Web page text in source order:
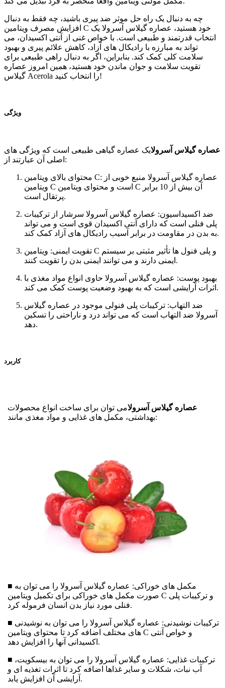
چه به دنبال یک راه حل موثر ضد پیری باشید، چه فقط به دنبال
افزایش مصرف ویتامین C خود هستید، عصاره گیلاس آسرولا یک
انتخاب قدرتمند و طبیعی است. با خواص غنی از آنتی اکسیدان، می
تواند به مبارزه با رادیکال های آزاد، کاهش علائم پیری و بهبود
سلامت کلی کمک کند. بنابراین، اگر به دنبال راهی طبیعی برای
تقویت سلامت و جوان ماندن خود هستید، همین امروز عصاره
گیلاس Acerola را انتخاب کنید!
ویژگی
عصاره گیلاس آسرولایک عصاره گیاهی طبیعی است که ویژگی های
اصلی آن عبارتند از:
محتوای بالای ویتامین C: عصاره گیلاس آسرولا منبع خوبی از
ویتامین C است و محتوای ویتامین C آن بیش از 10 برابر
پرتقال است.
ضد اکسیداسیون: عصاره گیلاس آسرولا سرشار از ترکیبات
پلی فنلی است که دارای آنتی اکسیدان قوی است و می تواند
به بدن در مقاومت در برابر آسیب رادیکال های آزاد کمک کند.
تقویت ایمنی: ویتامین C و پلی فنول ها تأثیر مثبتی بر سیستم
ایمنی دارند و می توانند ایمنی بدن را تقویت کنند.
بهبود پوست: عصاره گیلاس آسرولا حاوی انواع مواد مغذی با
اثرات آرایشی است که به بهبود وضعیت پوست کمک می کند.
ضد التهاب: ترکیبات پلی فنولی موجود در عصاره گیلاس
آسرولا ضد التهاب است که می تواند درد و ناراحتی را تسکین
دهد.
کاربرد
عصاره گیلاس آسرولامی توان برای ساخت انواع محصولات
بهداشتی، مکمل های غذایی و مواد مغذی مانند:
■ مکمل های خوراکی: عصاره گیلاس آسرولا را می توان به
صورت مکمل های خوراکی برای تکمیل ویتامین C و ترکیبات پلی
فنلی مورد نیاز بدن انسان فرموله کرد.
■ ترکیبات نوشیدنی: عصاره گیلاس آسرولا را می توان به نوشیدنی
های مختلف اضافه کرد تا محتوای ویتامین C و خواص آنتی
اکسیدانی آنها را افزایش دهد.
■ ترکیبات غذایی: عصاره گیلاس آسرولا را می توان به بیسکویت،
آب نبات، شکلات و سایر غذاها اضافه کرد تا اثرات تغذیه ای و
آرایشی آن افزایش یابد.